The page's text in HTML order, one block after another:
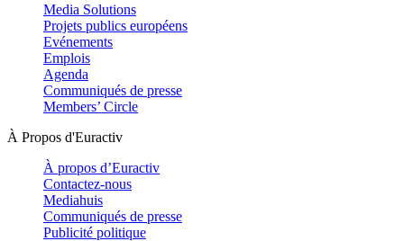
Media Solutions
Projets publics européens
Evénements
Emplois
Agenda
Communiqués de presse
Members’ Circle
À Propos d'Euractiv
À propos d’Euractiv
Contactez-nous
Mediahuis
Communiqués de presse
Publicité politique